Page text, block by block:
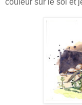
couleur sur le sol et